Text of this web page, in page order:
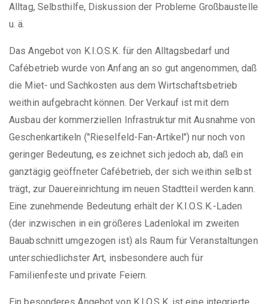
Alltag, Selbsthilfe, Diskussion der Probleme Großbaustelle
u. ä.
Das Angebot von K.I.O.S.K. für den Alltagsbedarf und
Cafébetrieb wurde von Anfang an so gut angenommen, daß
die Miet- und Sachkosten aus dem Wirtschaftsbetrieb
weithin aufgebracht können. Der Verkauf ist mit dem
Ausbau der kommerziellen Infrastruktur mit Ausnahme von
Geschenkartikeln ("Rieselfeld-Fan-Artikel") nur noch von
geringer Bedeutung, es zeichnet sich jedoch ab, daß ein
ganztägig geöffneter Cafébetrieb, der sich weithin selbst
trägt, zur Dauereinrichtung im neuen Stadtteil werden kann.
Eine zunehmende Bedeutung erhält der K.I.O.S.K.-Laden
(der inzwischen in ein größeres Ladenlokal im zweiten
Bauabschnitt umgezogen ist) als Raum für Veranstaltungen
unterschiedlichster Art, insbesondere auch für
Familienfeste und private Feiern.
Ein besonderes Angebot von K.I.O.S.K. ist eine integrierte